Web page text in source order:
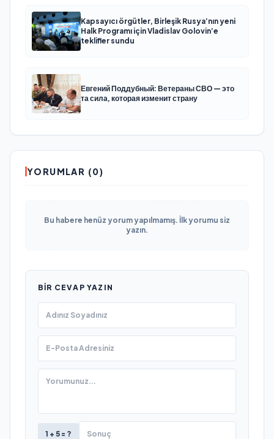
Kapsayıcı örgütler, Birleşik Rusya’nın yeni
Halk Programı için Vladislav Golovin’e
teklifler sundu
Евгений Поддубный: Ветераны СВО — это
та сила, которая изменит страну
YORUMLAR (0)
Bu habere henüz yorum yapılmamış. İlk yorumu siz
yazın.
BIR CEVAP YAZIN
1 + 5 = ?